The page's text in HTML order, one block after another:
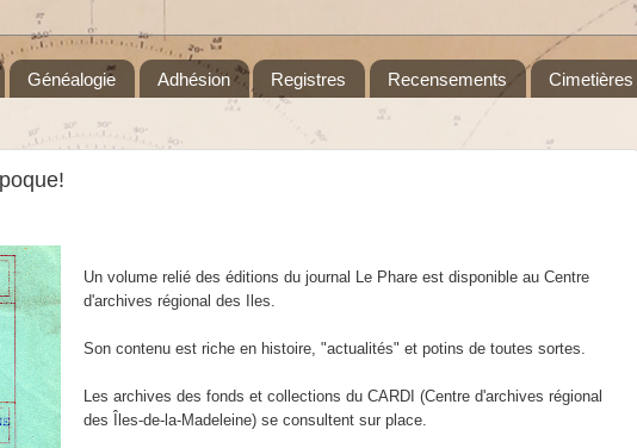
Généalogie Adhésion Registres Recensements Cimetières
Un volume relié des éditions du journal Le Phare est disponible au Centre
d'archives régional des Iles.
Son contenu est riche en histoire, "actualités" et potins de toutes sortes.
Les archives des fonds et collections du CARDI (Centre d'archives régional
des Îles-de-la-Madeleine) se consultent sur place.